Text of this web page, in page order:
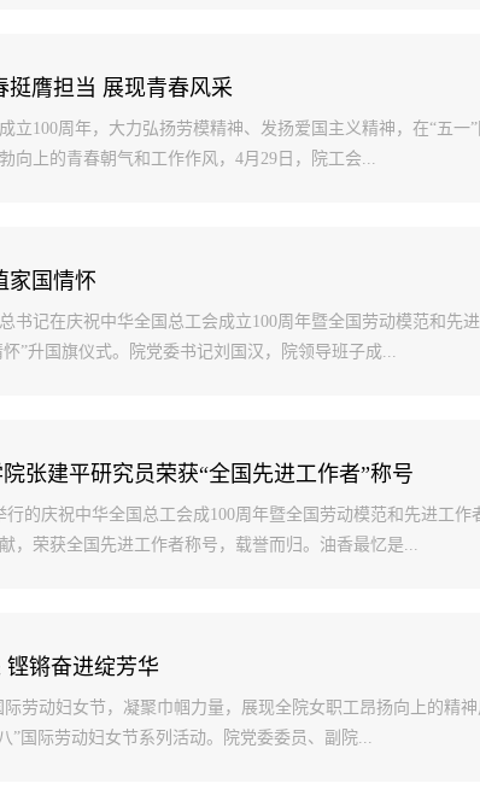
挺膺担当 展现青春风采
立100周年，大力弘扬劳模精神、发扬爱国主义精神，在“五
向上的青春朝气和工作作风，4月29日，院工会...
家国情怀
书记在庆祝中华全国总工会成立100周年暨全国劳动模范和先
”升国旗仪式。院党委书记刘国汉，院领导班子成...
张建平研究员荣获“全国先进工作者”称号
行的庆祝中华全国总工会成100周年暨全国劳动模范和先进工
，荣获全国先进工作者称号，载誉而归。油香最忆是...
铿锵奋进绽芳华
际劳动妇女节，凝聚巾帼力量，展现全院女职工昂扬向上的精
”国际劳动妇女节系列活动。院党委委员、副院...